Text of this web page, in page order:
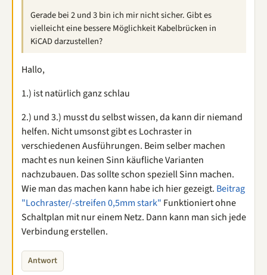
Gerade bei 2 und 3 bin ich mir nicht sicher. Gibt es
vielleicht eine bessere Möglichkeit Kabelbrücken in
KiCAD darzustellen?
Hallo,
1.) ist natürlich ganz schlau
2.) und 3.) musst du selbst wissen, da kann dir niemand
helfen. Nicht umsonst gibt es Lochraster in
verschiedenen Ausführungen. Beim selber machen
macht es nun keinen Sinn käufliche Varianten
nachzubauen. Das sollte schon speziell Sinn machen.
Wie man das machen kann habe ich hier gezeigt. Beitrag
"Lochraster/-streifen 0,5mm stark" Funktioniert ohne
Schaltplan mit nur einem Netz. Dann kann man sich jede
Verbindung erstellen.
Antwort